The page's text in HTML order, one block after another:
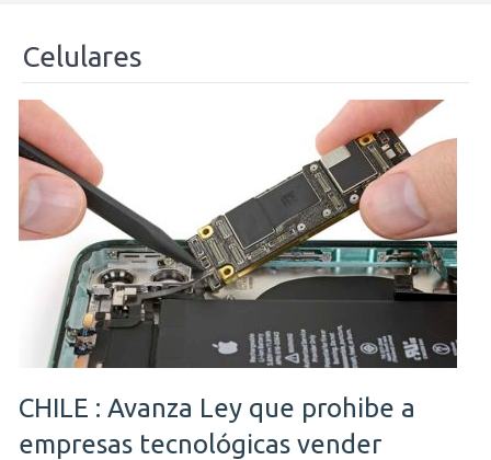
Celulares
CHILE : Avanza Ley que prohibe a
empresas tecnológicas vender